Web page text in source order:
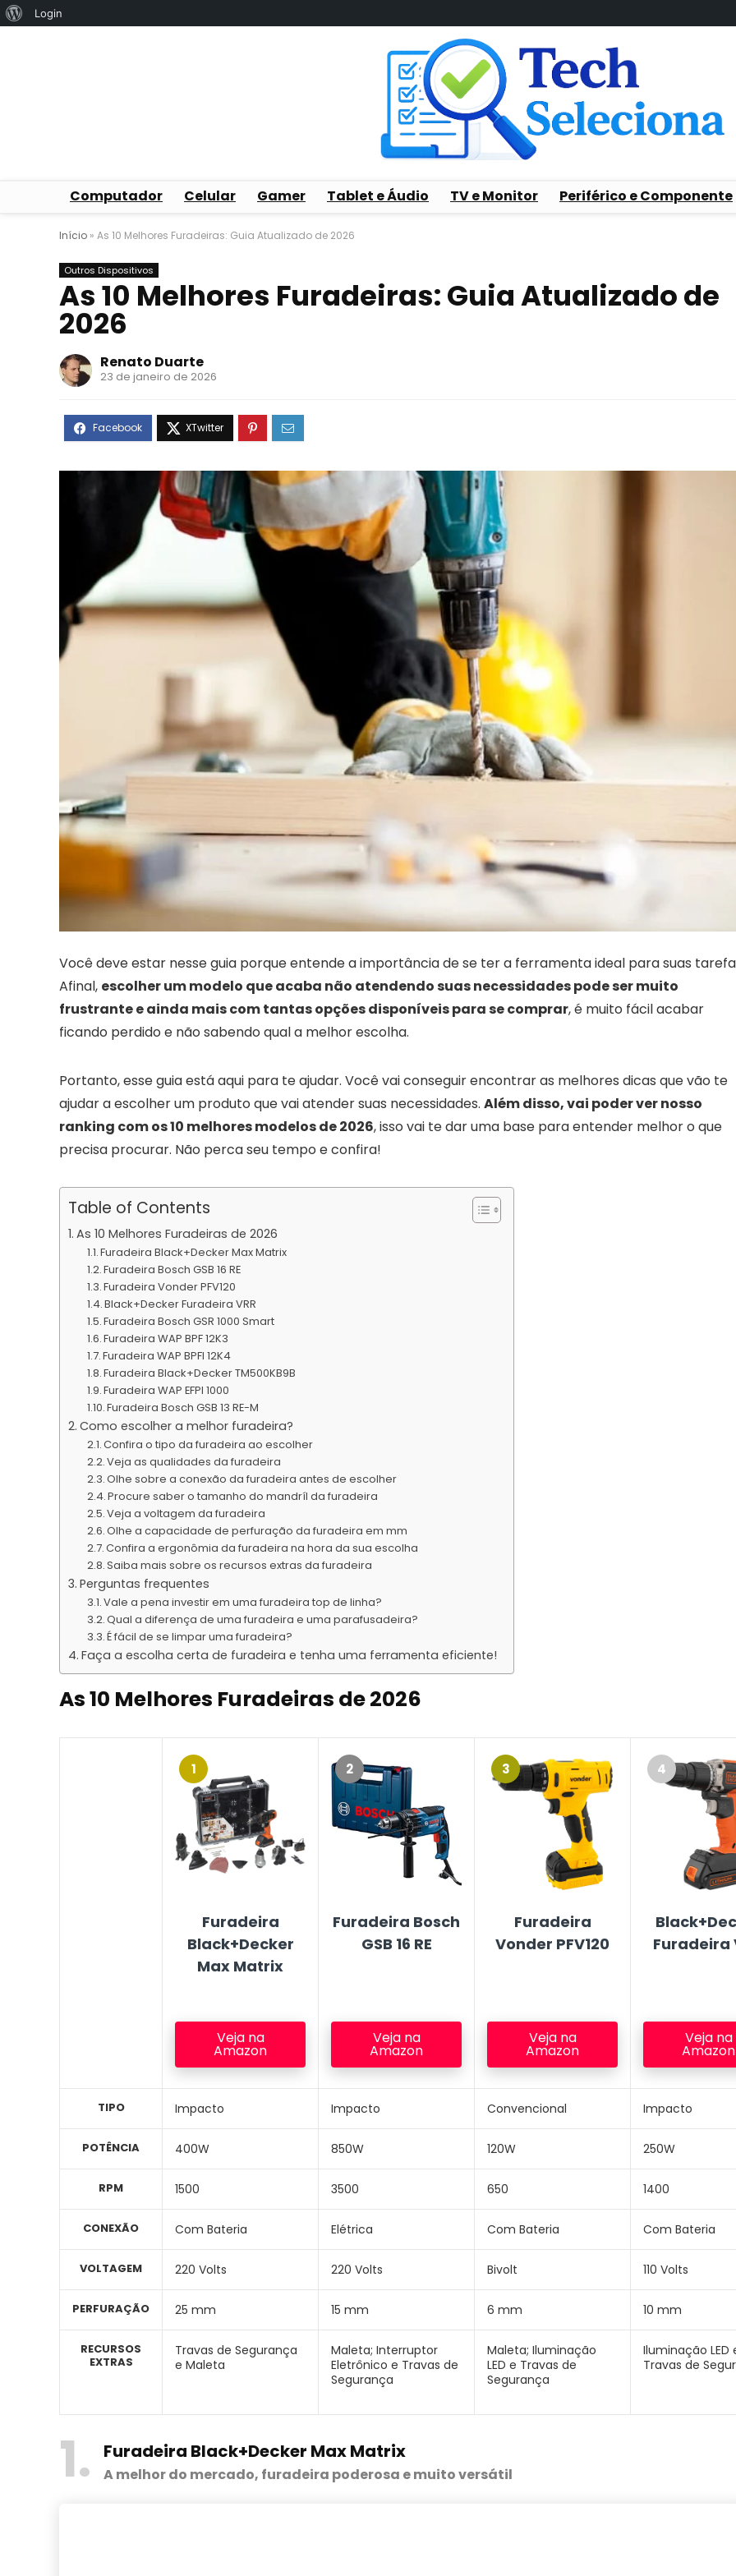
Sobre
Login
Computador Celular Gamer Tablet e Áudio TV e Monitor Periférico e Componente
Início » As 10 Melhores Furadeiras: Guia Atualizado de 2026
Outros Dispositivos
As 10 Melhores Furadeiras: Guia Atualizado de
2026
Renato Duarte
23 de janeiro de 2026
Você deve estar nesse guia porque entende a importância de se ter a ferramenta ideal para suas
Afinal, escolher um modelo que acaba não atendendo suas necessidades pode ser muito
frustrante e ainda mais com tantas opções disponíveis para se comprar, é muito fácil acabar
ficando perdido e não sabendo qual a melhor escolha.
Portanto, esse guia está aqui para te ajudar. Você vai conseguir encontrar as melhores dicas que vão te
ajudar a escolher um produto que vai atender suas necessidades. Além disso, vai poder ver nosso
ranking com os 10 melhores modelos de 2026, isso vai te dar uma base para entender melhor o que
precisa procurar. Não perca seu tempo e confira!
Table of Contents
As 10 Melhores Furadeiras de 2026
Furadeira Black+Decker Max Matrix
Furadeira Bosch GSB 16 RE
Furadeira Vonder PFV120
Black+Decker Furadeira VRR
Furadeira Bosch GSR 1000 Smart
Furadeira WAP BPF 12K3
Furadeira WAP BPFI 12K4
Furadeira Black+Decker TM500KB9B
Furadeira WAP EFPI 1000
Furadeira Bosch GSB 13 RE-M
Como escolher a melhor furadeira?
Confira o tipo da furadeira ao escolher
Veja as qualidades da furadeira
Olhe sobre a conexão da furadeira antes de escolher
Procure saber o tamanho do mandríl da furadeira
Veja a voltagem da furadeira
Olhe a capacidade de perfuração da furadeira em mm
Confira a ergonômia da furadeira na hora da sua escolha
Saiba mais sobre os recursos extras da furadeira
Perguntas frequentes
Vale a pena investir em uma furadeira top de linha?
Qual a diferença de uma furadeira e uma parafusadeira?
É fácil de se limpar uma furadeira?
Faça a escolha certa de furadeira e tenha uma ferramenta eficiente!
As10 Melhores Furadeiras de 2026
TIPO
POTÊNCIA
RPM
CONEXÃO
VOLTAGEM
PERFURAÇÃO
RECURSOS
EXTRAS
1
Furadeira
Black+Decker
Max Matrix
Veja na
Amazon
Impacto
400W
1500
Com Bateria
220 Volts
25 mm
Travas de Segurança
e Maleta
2
Furadeira Bosch
GSB 16 RE
Veja na
Amazon
Impacto
850W
3500
Elétrica
220 Volts
15 mm
Maleta; Interruptor
Eletrônico e Travas de
Segurança
3
Furadeira
Vonder PFV120
Veja na
Amazon
Convencional
120W
650
Com Bateria
Bivolt
6 mm
Maleta; Iluminação
LED e Travas de
Segurança
4
Furadeira
Veja na
Amazon
Impacto
250W
1400
Com Bateria
110 Volts
10 mm
Iluminação LED
Travas de
1 Furadeira Black+Decker Max Matrix
A melhor do mercado, furadeira poderosa e muito versátil